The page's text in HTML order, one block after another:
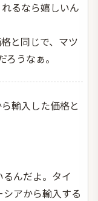
るなら嬉しいん
と同じで、マツ
うなぁ。
輸入した価格と
んだよ。タイ
アから輸入する